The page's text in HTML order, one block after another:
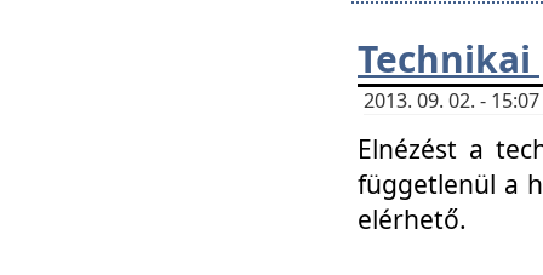
2013. 09. 02. -
Elnézést a
függetlenül a
elérhető.